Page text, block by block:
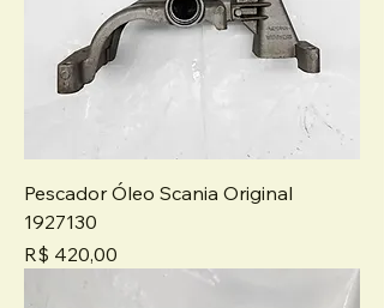
Pescador Óleo Scania Original
1927130
Preço
R$ 420,00